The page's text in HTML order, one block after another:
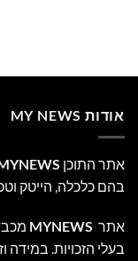
אודות MY NEWS
אתר התוכן
בהם כלכלה, הייטק
אתר MYNEWS
בעלי הזכויות. במידה